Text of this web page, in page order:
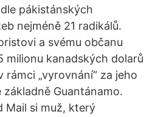
pákistánských
nejméně 21 radikálů.
a svému občanu
milionu kanadských dolarů
rámci „vyrovnání“ za jeho
Guantánamo.
Mail si muž, který